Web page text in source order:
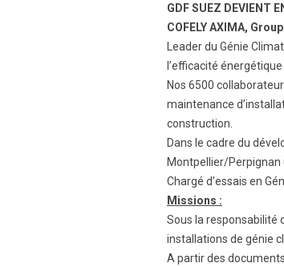
GDF SUEZ DEVIENT
COFELY AXIMA,
Leader du Génie
l’efficacité
Nos 6500
maintenance
construction.
Dans le cadre du
Montpellier/Perpignan
Chargé d’essais en
Missions :
Sous la responsabilité
installations de génie
A partir des